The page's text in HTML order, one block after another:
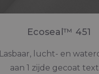
Ecoseal™ 451
Lasbaar, lucht- en
aan 1 zijde gecoat